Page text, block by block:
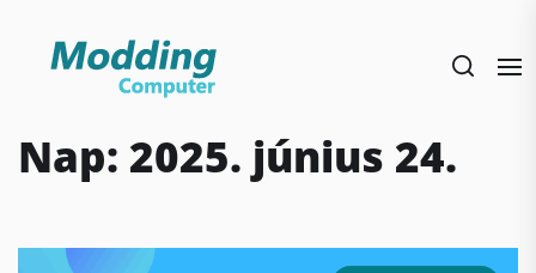
Nap: 2025. június 24.